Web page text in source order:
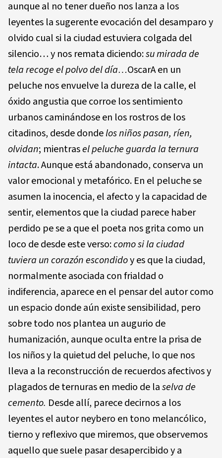
aunque al no tener dueño nos lanza a los
leyentes la sugerente evocación del desamparo y
olvido cual si la ciudad estuviera colgada del
silencio… y nos remata diciendo:su mirada de
tela recoge el polvo del día…OscarA en un
peluche nos envuelve la dureza de la calle, el
óxido angustia que corroe los sentimiento
urbanos caminándose en los rostros de los
citadinos, desde dondelos niños pasan, ríen,
olvidan; mientrasel peluche guarda la ternura
intacta. Aunque está abandonado, conserva un
valor emocional y metafórico. En el peluche se
asumen la inocencia, el afecto y la capacidad de
sentir, elementos que la ciudad parece haber
perdido pe se a que el poeta nos grita como un
loco de desde este verso:como si la ciudad
tuviera un corazón escondidoy es que la ciudad,
normalmente asociada con frialdad o
indiferencia, aparece en el pensar del autor como
un espacio donde aún existe sensibilidad, pero
sobre todo nos plantea un augurio de
humanización, aunque oculta entre la prisa de
los niños y la quietud del peluche, lo que nos
lleva a la reconstrucción de recuerdos afectivos y
plagados de ternuras en medio de laselva de
cemento. Desde allí, parece decirnos a los
leyentes el autor neybero en tono melancólico,
tierno y reflexivo que miremos, que observemos
aquello que suele pasar desapercibido y a